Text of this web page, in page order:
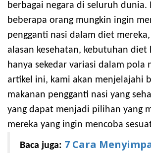
berbagai negara di seluruh dunia.
beberapa orang mungkin ingin
pengganti nasi dalam diet
alasan kesehatan, kebutuhan diet
hanya sekedar variasi dalam pola
artikel ini, kami akan menjelajahi
makanan pengganti nasi yang
yang dapat menjadi pilihan yang
mereka yang ingin mencoba
Baca juga: 7 Cara